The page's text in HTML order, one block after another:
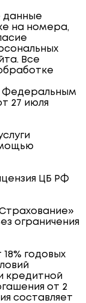
данные
на номера,
Все
Федеральным
27 июля
ЦБ РФ
ограничения
годовых
кредитной
от 2
составляет